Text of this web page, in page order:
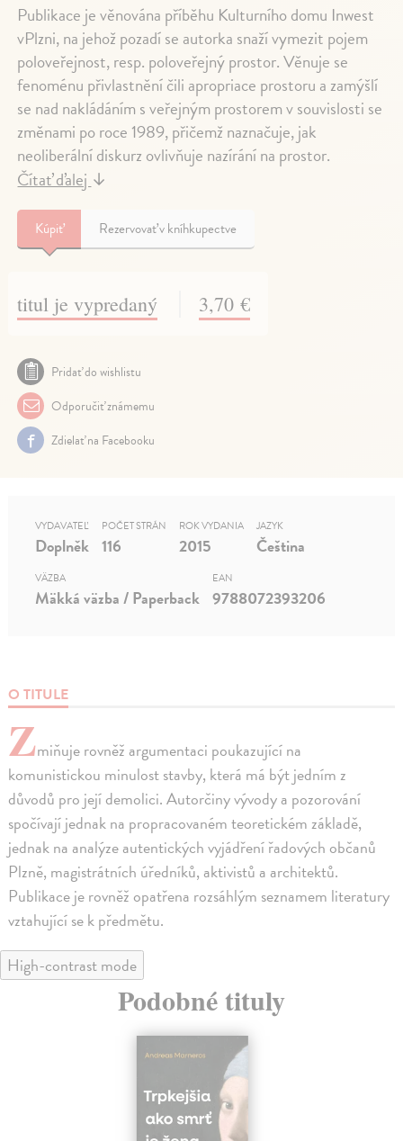
Publikace je věnována příběhu Kulturního domu Inwest
vPlzni, na jehož pozadí se autorka snaží vymezit pojem
poloveřejnost, resp. poloveřejný prostor. Věnuje se
fenoménu přivlastnění čili apropriace prostoru a zamýšlí
se nad nakládáním s veřejným prostorem v souvislosti se
změnami po roce 1989, přičemž naznačuje, jak
neoliberální diskurz ovlivňuje nazírání na prostor.
Čítať ďalej ↓
Kúpiť Rezervovať v kníhkupectve
titul je vypredaný 3,70 €
Pridať do wishlistu
Odporučiť známemu
Zdielať na Facebooku
O TITULE
Zmiňuje rovněž argumentaci poukazující na
komunistickou minulost stavby, která má být jedním z
důvodů pro její demolici. Autorčiny vývody a pozorování
spočívají jednak na propracovaném teoretickém základě,
jednak na analýze autentických vyjádření řadových občanů
Plzně, magistrátních úředníků, aktivistů a architektů.
Publikace je rovněž opatřena rozsáhlým seznamem literatury
vztahující se k předmětu.
VYDAVATEĽ
Doplněk
POČET STRÁN
116
ROK VYDANIA
2015
JAZYK
Čeština
VÄZBA
Mäkká väzba / Paperback
EAN
9788072393206
High-contrast mode
Podobné tituly